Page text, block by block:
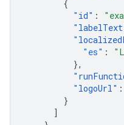
{
" id" :
" labelText
"
"es" :
},
"
" logoUrl" :
}
]